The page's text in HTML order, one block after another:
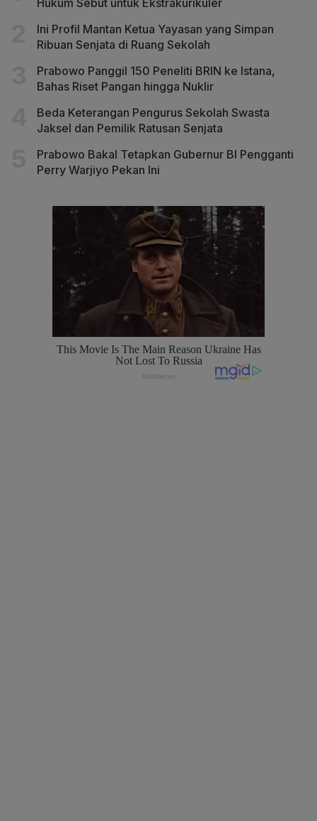
Hukum Sebut untuk Ekstrakurikuler
Ini Profil Mantan Ketua Yayasan yang Simpan
Ribuan Senjata di Ruang Sekolah
Prabowo Panggil 150 Peneliti BRIN ke Istana,
Bahas Riset Pangan hingga Nuklir
Beda Keterangan Pengurus Sekolah Swasta
Jaksel dan Pemilik Ratusan Senjata
Prabowo Bakal Tetapkan Gubernur BI Pengganti
Perry Warjiyo Pekan Ini